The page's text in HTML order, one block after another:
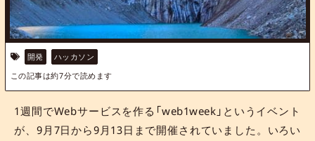
開発
ハッカソン
この記事は約7分で読めます
1週間でWebサービスを作る「web1week」というイベント
が、9月7日から9月13日まで開催されていました。いろい